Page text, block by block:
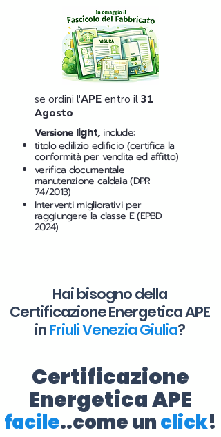
se ordini l'APE entro il 31
Agosto
Versione light,include:
titolo edilizio edificio (certifica la
conformità per vendita ed affitto)
verifica documentale
manutenzione caldaia (DPR
74/2013)
Interventi migliorativi per
raggiungere la classe E (EPBD
2024)
Hai bisogno della
Certificazione Energetica APE
inFriuli Venezia Giulia?
Certificazione
Energetica APE
facile..come unclick!